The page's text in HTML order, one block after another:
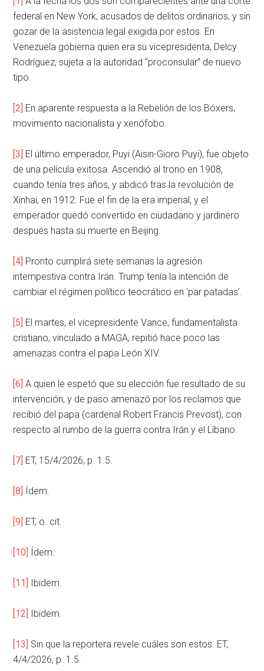
federal en New York, acusados de delitos ordinarios, y sin
gozar de la asistencia legal exigida por estos. En
Venezuela gobierna quien era su vicepresidenta, Delcy
Rodríguez, sujeta a la autoridad “proconsular” de nuevo
tipo.
[2] En aparente respuesta a la Rebelión de los Bóxers,
movimiento nacionalista y xenófobo.
[3] El último emperador, Puyi (Aisin-Gioro Puyi), fue objeto
de una película exitosa. Ascendió al trono en 1908,
cuando tenía tres años, y abdicó tras la revolución de
Xinhai, en 1912. Fue el fin de la era imperial, y el
emperador quedó convertido en ciudadano y jardinero
después hasta su muerte en Beijing.
[4] Pronto cumplirá siete semanas la agresión
intempestiva contra Irán. Trump tenía la intención de
cambiar el régimen político teocrático en ‘par patadas’.
[5] El martes, el vicepresidente Vance, fundamentalista
cristiano, vinculado a MAGA, repitió hace poco las
amenazas contra el papa León XIV.
[6] A quien le espetó que su elección fue resultado de su
intervención, y de paso amenazó por los reclamos que
recibió del papa (cardenal Robert Francis Prevost), con
respecto al rumbo de la guerra contra Irán y el Líbano.
[7] ET, 15/4/2026, p. 1.5.
[8] Ídem.
[9] ET, o. cit.
[10] Ídem.
[11] Ibidem.
[12] Ibidem.
[13] Sin que la reportera revele cuáles son estos. ET,
4/4/2026, p. 1.5.